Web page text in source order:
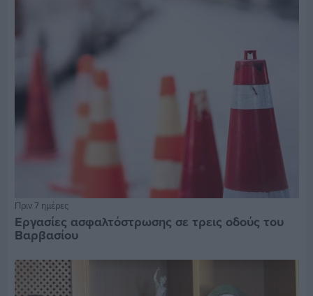
Πριν 7 ημέρες
Εργασίες ασφαλτόστρωσης σε τρεις οδούς του
Βαρβασίου